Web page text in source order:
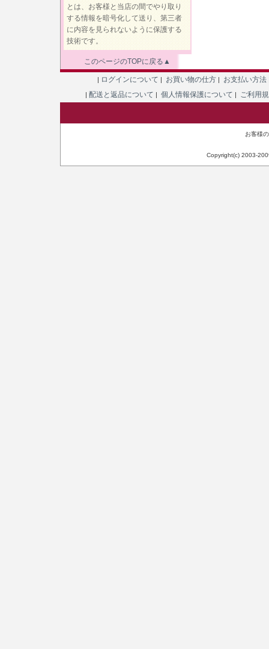
とは、お客様と当店の間でやり取り
する情報を暗号化して送り、第三者
に内容を見られないように保護する
技術です。
このページのTOPに戻る▲
| ログインについて | お買い物の仕方 | お支払い方法
| 配送と返品について | 個人情報保護について | ご利用
お客様
Copyright(c) 2003-